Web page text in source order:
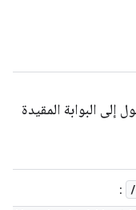
إلى البوابة المقيدة
/
: